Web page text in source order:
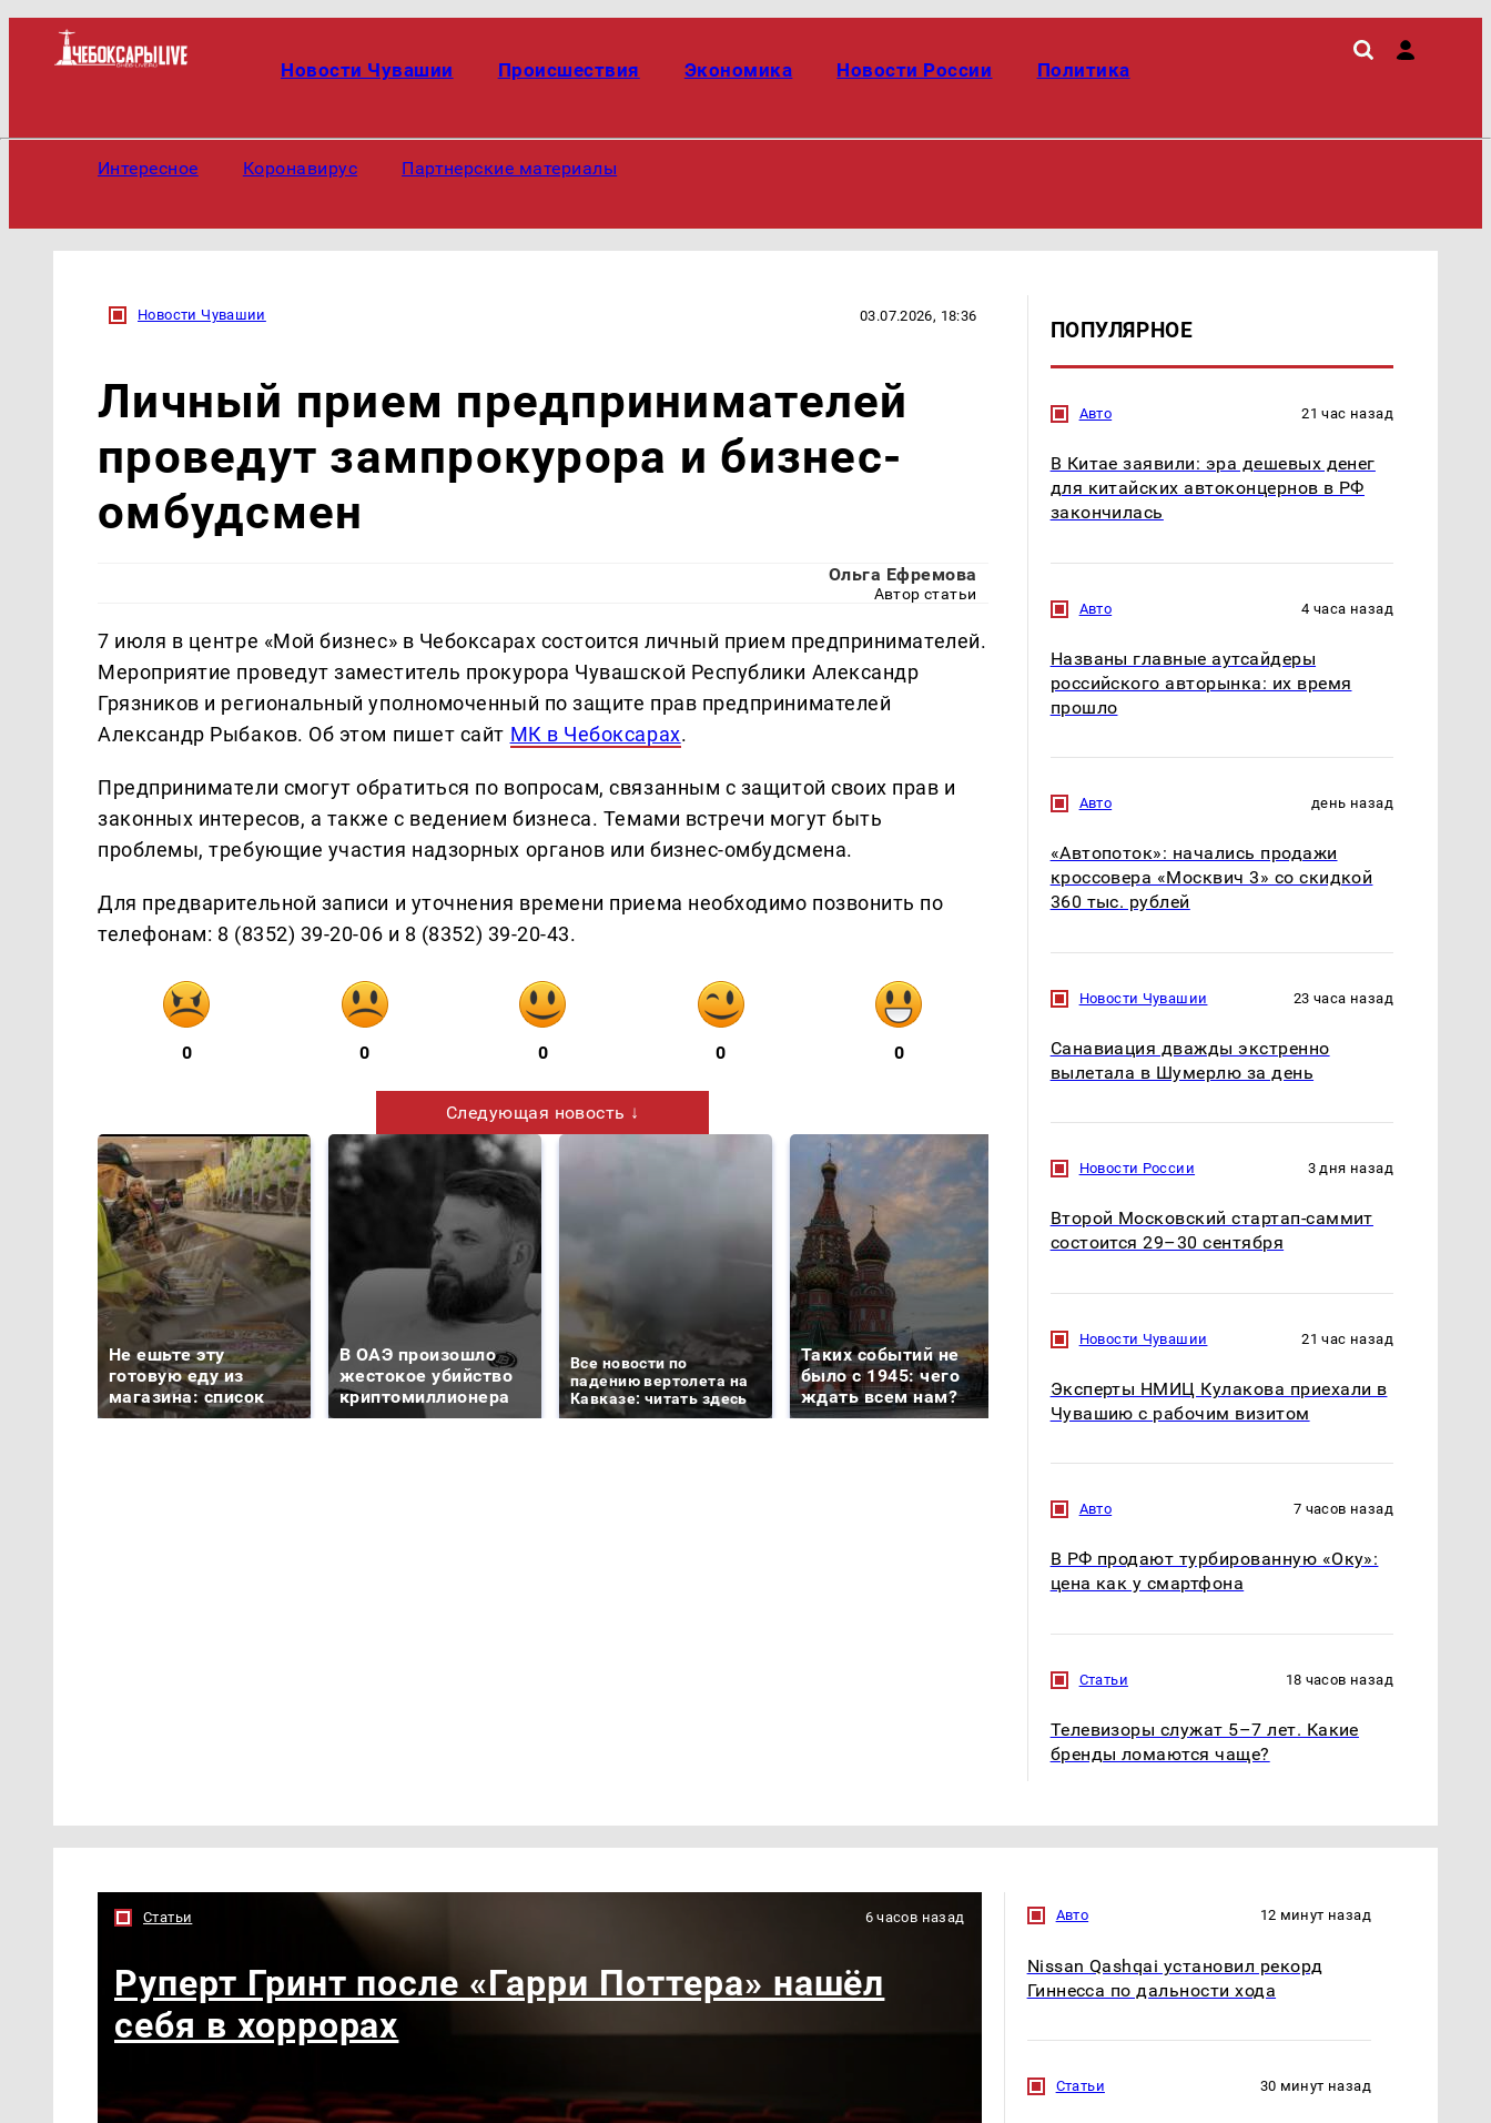
Новости Чувашии Происшествия Экономика Новости России Политика
Интересное Коронавирус Партнерские материалы
Новости Чувашии 03.07.2026, 18:36
Личный прием предпринимателей
проведут зампрокурора и бизнес-
омбудсмен
Ольга Ефремова
Автор статьи
7 июля в центре «Мой бизнес» в Чебоксарах состоится личный прием предпринимателей.
Мероприятие проведут заместитель прокурора Чувашской Республики Александр
Грязников и региональный уполномоченный по защите прав предпринимателей
Александр Рыбаков. Об этом пишет сайт МК в Чебоксарах.
Предприниматели смогут обратиться по вопросам, связанным с защитой своих прав и
законных интересов, а также с ведением бизнеса. Темами встречи могут быть
проблемы, требующие участия надзорных органов или бизнес-омбудсмена.
Для предварительной записи и уточнения времени приема необходимо позвонить по
телефонам: 8 (8352) 39-20-06 и 8 (8352) 39-20-43.
0 0 0 0 0
Следующая новость ↓
Не ешьте эту
готовую еду из
магазина: список
В ОАЭ произошло
жестокое убийство
криптомиллионера
Все новости по
падению вертолета на
Кавказе: читать здесь
Таких событий не
было с 1945: чего
ждать всем нам?
ажиотаж из-за этого
продукта: что купить?
СМИ: В Химках на
подожгли.
ПОПУЛЯРНОЕ
Авто 21 час назад
В Китае заявили: эра дешевых денег
для китайских автоконцернов в РФ
закончилась
Авто 4 часа назад
Названы главные аутсайдеры
российского авторынка: их время
прошло
Авто день назад
«Автопоток»: начались продажи
кроссовера «Москвич 3» со скидкой
360 тыс. рублей
Новости Чувашии 23 часа назад
Санавиация дважды экстренно
вылетала в Шумерлю за день
Новости России 3 дня назад
Второй Московский стартап-саммит
состоится 29–30 сентября
Новости Чувашии 21 час назад
Эксперты НМИЦ Кулакова приехали в
Чувашию с рабочим визитом
Авто 7 часов назад
В РФ продают турбированную «Оку»:
цена как у смартфона
Статьи 18 часов назад
Телевизоры служат 5–7 лет. Какие
бренды ломаются чаще?
Статьи 6 часов назад
Руперт Гринт после «Гарри Поттера» нашёл
себя в хоррорах
Авто 12 минут назад
Nissan Qashqai установил рекорд
Гиннесса по дальности хода
Статьи 30 минут назад